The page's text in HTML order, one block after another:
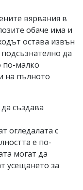
вярвания в
обаче има и
остава извън
да
по-малко
на пълното
създава
огледалата с
е по-
могат да
усещането за